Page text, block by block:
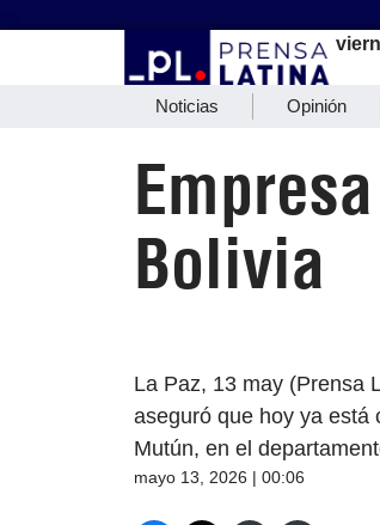
Noticias Opinión
Bolivia
La Paz, 13 may (Prensa
aseguró que hoy ya está
Mutún, en el
mayo 13, 2026 | 00:06